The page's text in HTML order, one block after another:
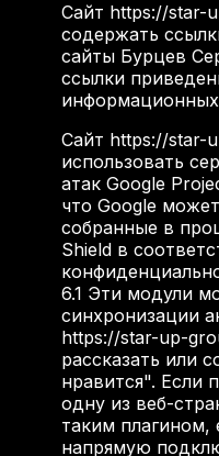
Сайт https://star-
содержать
сайты Бурцев
ссылки
Сайт https://star-
использовать
атак Google
что Google
собранные в
Shield в
6.1 Эти модули
синхронизации
https://star-up-
рассказать или
нравится". Если
одну из веб-
таким плагином,
напрямую